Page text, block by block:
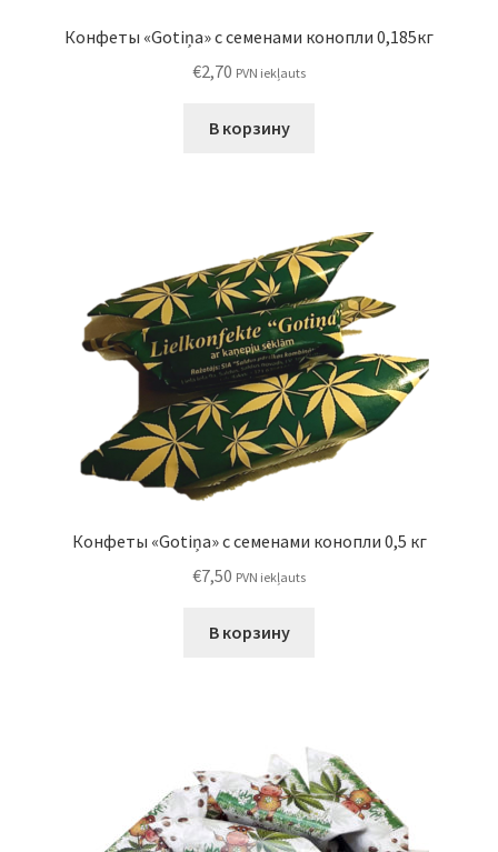
Конфеты «Gotiņa» с семенами конопли 0,185кг
€2,70 PVN iekļauts
В корзину
Конфеты «Gotiņa» с семенами конопли 0,5 кг
€7,50 PVN iekļauts
В корзину